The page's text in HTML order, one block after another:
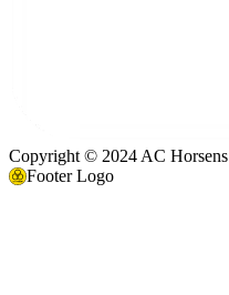
Copyright © 2024 AC Horsens
Footer Logo